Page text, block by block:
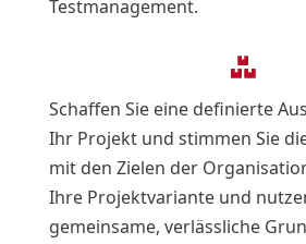
Testmanagement.

Schaffen Sie eine definierte
Ihr Projekt und stimmen Sie
mit den Zielen der
Ihre Projektvariante und
gemeinsame, verlässliche